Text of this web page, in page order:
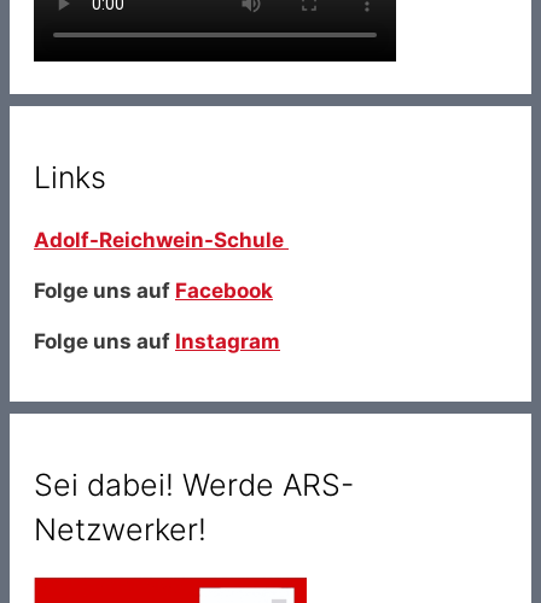
Links
Adolf-Reichwein-Schule
Folge uns auf Facebook
Folge uns auf Instagram
Sei dabei! Werde ARS-
Netzwerker!